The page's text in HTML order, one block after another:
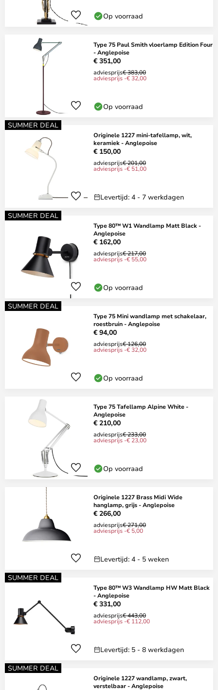
Op voorraad
Type 75 Paul Smith vloerlamp Edition Four
- Anglepoise
€ 351,00
adviesprijs€ 383,00
adviesprijs -€ 32,00
Op voorraad
SUMMER DEAL
Originele 1227 mini-tafellamp, wit,
keramiek - Anglepoise
€ 150,00
adviesprijs€ 201,00
adviesprijs -€ 51,00
Levertijd: 4 - 7 werkdagen
SUMMER DEAL
Type 80™ W1 Wandlamp Matt Black -
Anglepoise
€ 162,00
adviesprijs€ 217,00
adviesprijs -€ 55,00
Op voorraad
SUMMER DEAL
Type 75 Mini wandlamp met schakelaar,
roestbruin - Anglepoise
€ 94,00
adviesprijs€ 126,00
adviesprijs -€ 32,00
Op voorraad
Type 75 Tafellamp Alpine White -
Anglepoise
€ 210,00
adviesprijs€ 233,00
adviesprijs -€ 23,00
Op voorraad
Originele 1227 Brass Midi Wide
hanglamp, grijs - Anglepoise
€ 266,00
adviesprijs€ 271,00
adviesprijs -€ 5,00
Levertijd: 4 - 5 weken
SUMMER DEAL
Type 80™ W3 Wandlamp HW Matt Black
- Anglepoise
€ 331,00
adviesprijs€ 443,00
adviesprijs -€ 112,00
Levertijd: 5 - 8 werkdagen
SUMMER DEAL
Originele 1227 wandlamp, zwart,
verstelbaar - Anglepoise